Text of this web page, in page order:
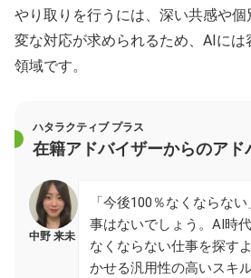
やり取りを行うには、深い共感や
変な対応が求められるため、AIに
領域です。
ハタラクティブ プラス
在籍アドバイザーからのアド
中野 来未
「今後100％なくならな
事はないでしょう。AI時
なくならない仕事を探す
かせる汎用性の高いスキ